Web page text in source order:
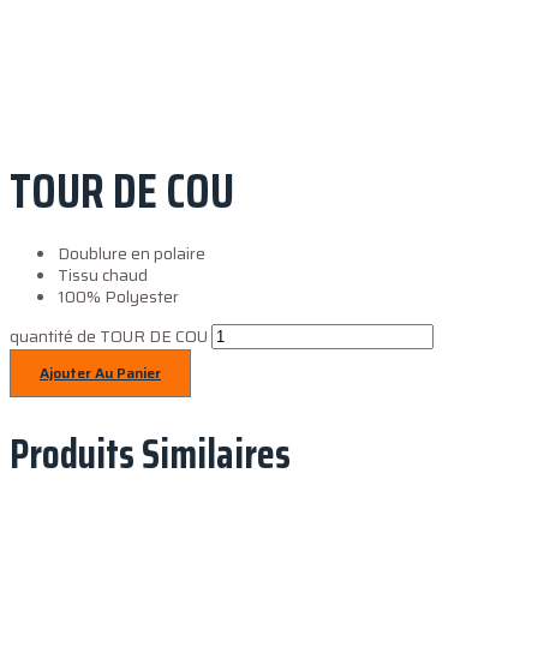
TOUR DE COU
Doublure en polaire
Tissu chaud
100% Polyester
quantité de TOUR DE COU
Ajouter Au Panier
Produits Similaires